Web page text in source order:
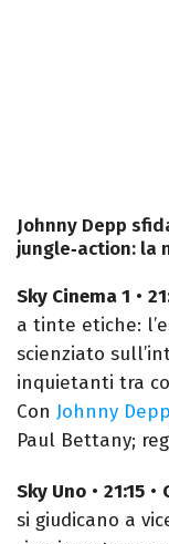
Johnny Depp
jungle‑action: la
Sky Cinema 1 •
a tinte etiche:
scienziato
inquietanti tra
Con Johnny Depp
Paul Bettany;
Sky Uno • 21:15 •
si giudicano a